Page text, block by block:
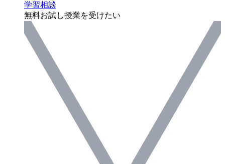
学習相談
無料お試し授業を受けたい